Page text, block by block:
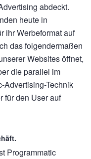
abdeckt.
heute in
ihr Werbeformat auf
das folgendermaßen
Websites öffnet,
die parallel im
Advertising-Technik
für den User auf
Programmatic